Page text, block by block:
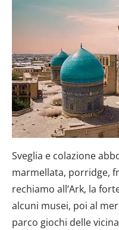
Sveglia e colazione
marmellata, porridge,
rechiamo all’Ark, la
alcuni musei, poi al
parco giochi delle